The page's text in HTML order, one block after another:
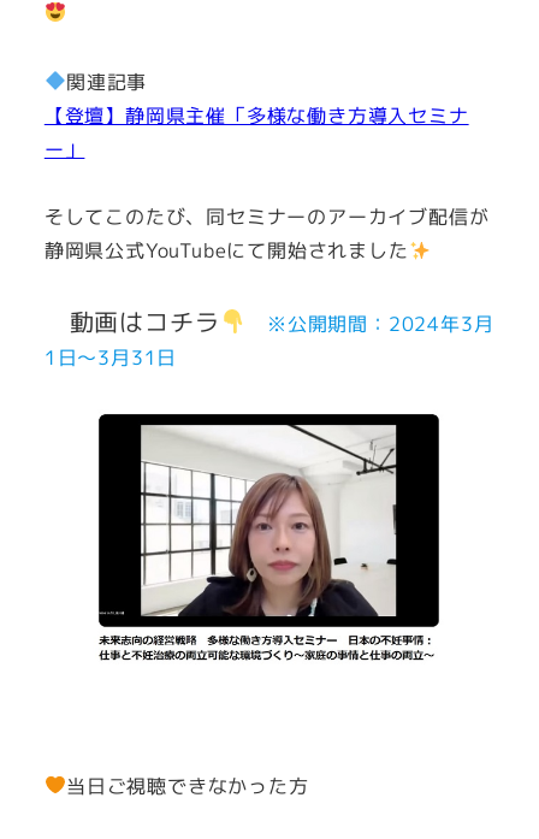
関連記事
【登壇】静岡県主催「多様な働き方導入セミナ
ー」
そしてこのたび、同セミナーのアーカイブ配信が
静岡県公式YouTubeにて開始されました
動画はコチラ
※公開期間：2024年3月
1日～3月31日
当日ご視聴できなかった方